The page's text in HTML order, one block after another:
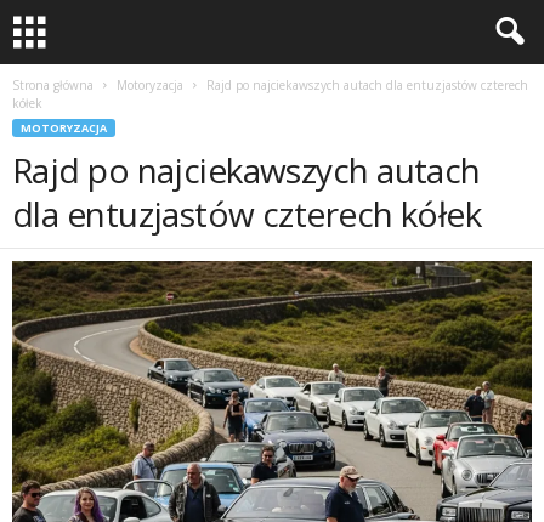
Strona główna Motoryzacja
Rajd po najciekawszych autach dla entuzjastów czterech
kółek
MOTORYZACJA
Rajd po najciekawszych autach
dla entuzjastów czterech kółek